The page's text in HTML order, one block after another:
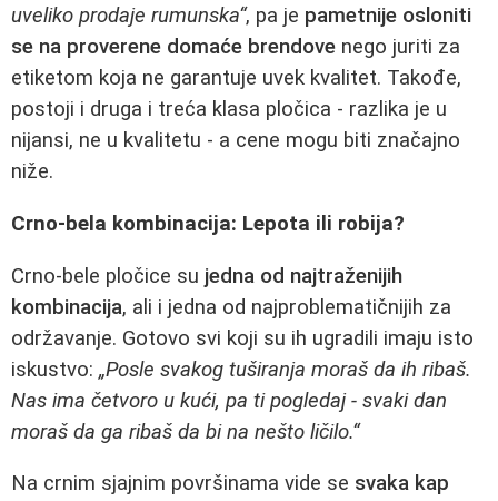
uveliko prodaje rumunska“, pa je pametnije osloniti
se na proverene domaće brendove nego juriti za
etiketom koja ne garantuje uvek kvalitet. Takođe,
postoji i druga i treća klasa pločica - razlika je u
nijansi, ne u kvalitetu - a cene mogu biti značajno
niže.
Crno-bela kombinacija: Lepota ili robija?
Crno-bele pločice su jedna od najtraženijih
kombinacija, ali i jedna od najproblematičnijih za
održavanje. Gotovo svi koji su ih ugradili imaju isto
iskustvo: „Posle svakog tuširanja moraš da ih ribaš.
Nas ima četvoro u kući, pa ti pogledaj - svaki dan
moraš da ga ribaš da bi na nešto ličilo.“
Na crnim sjajnim površinama vide se svaka kap